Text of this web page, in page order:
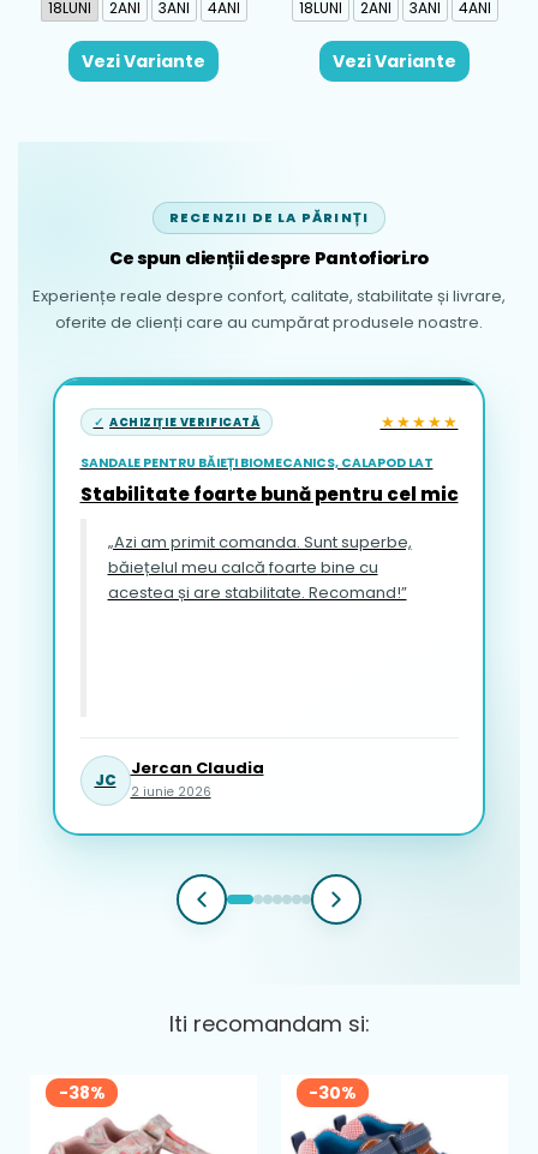
18LUNI 2ANI 3ANI 4ANI
Vezi Variante
18LUNI 2ANI 3ANI 4ANI
Vezi Variante
RECENZII DE LA PĂRINȚI
Ce spun clienții despre Pantofiori.ro
Experiențe reale despre confort, calitate, stabilitate și livrare,
oferite de clienți care au cumpărat produsele noastre.
ACHIZIȚIE VERIFICATĂ ★★★★★
SANDALE PENTRU BĂIEȚI BIOMECANICS, CALAPOD LAT
Stabilitate foarte bună pentru cel mic
„Azi am primit comanda. Sunt superbe,
băiețelul meu calcă foarte bine cu
acestea și are stabilitate. Recomand!”
JC
Jercan Claudia
2 iunie 2026
Iti recomandam si:
-38% -30%